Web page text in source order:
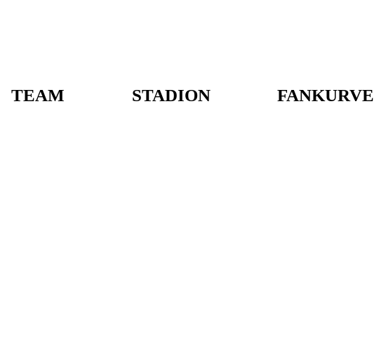
TEAM STADION FANKURVE